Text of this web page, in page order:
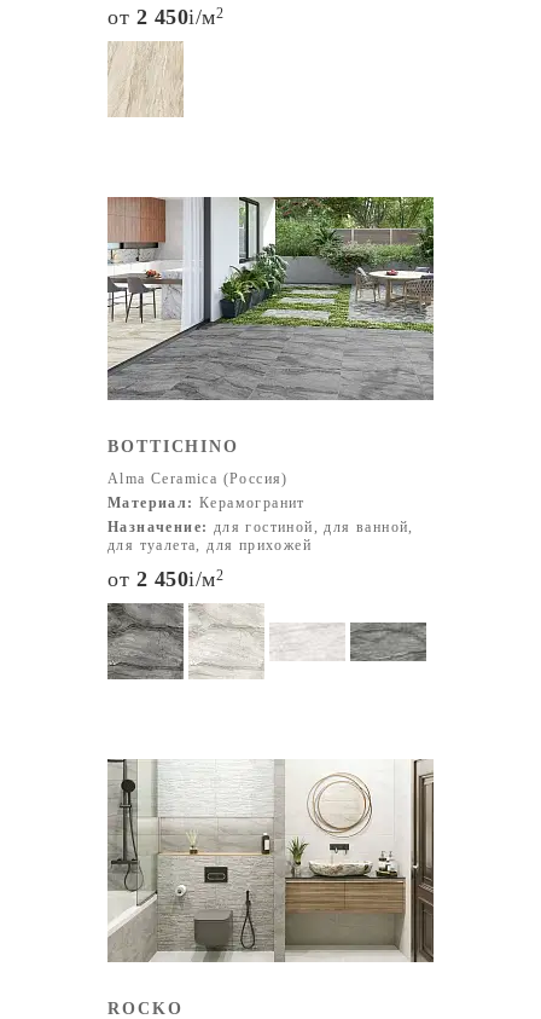
от 2 450i/м2
BOTTICHINO
Alma Ceramica (Россия)
Материал: Керамогранит
Назначение: для гостиной, для ванной,
для туалета, для прихожей
от 2 450i/м2
ROCKO